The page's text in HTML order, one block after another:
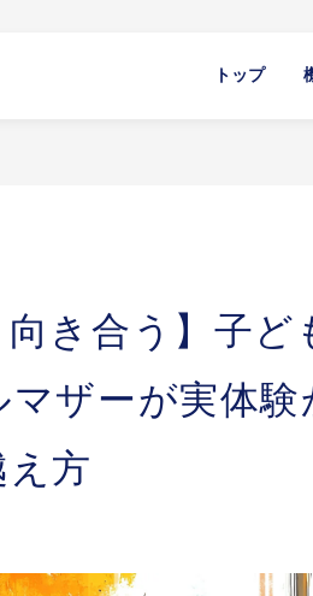
トップ
向き合う】子
ザーが実体験
方